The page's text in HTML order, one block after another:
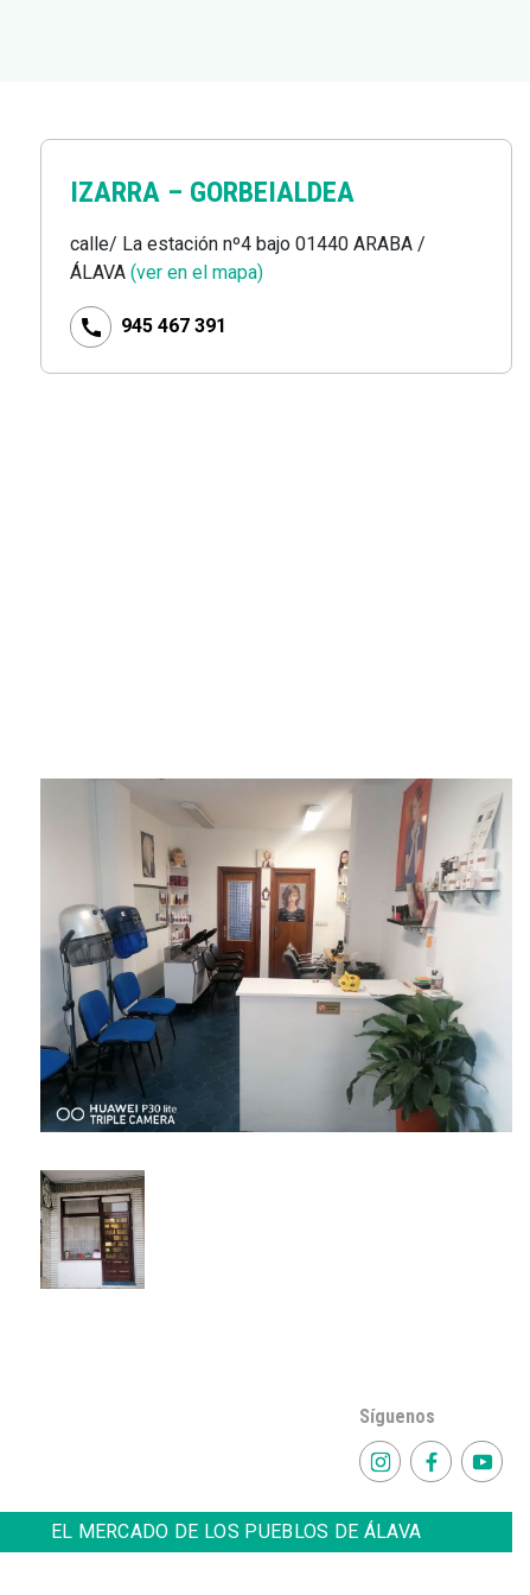
IZARRA – GORBEIALDEA
calle/ La estación nº4 bajo 01440 ARABA /
ÁLAVA (ver en el mapa)
945 467 391
Síguenos
EL MERCADO DE LOS PUEBLOS DE ÁLAVA